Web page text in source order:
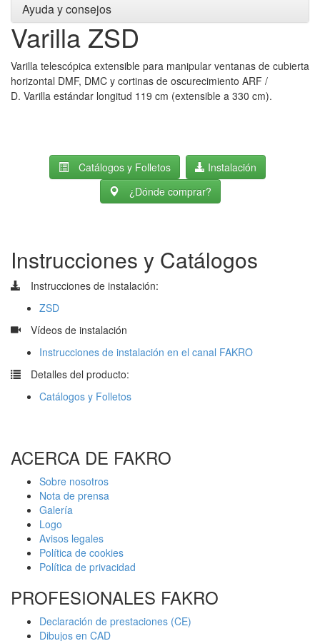
Ayuda y consejos
Varilla ZSD
Varilla telescópica extensible para manipular ventanas de cubierta
horizontal DMF, DMC y cortinas de oscurecimiento ARF /
D. Varilla estándar longitud 119 cm (extensible a 330 cm).
Catálogos y Folletos
Instalación
¿Dónde comprar?
Instrucciones y Catálogos
Instrucciones de instalación:
ZSD
Vídeos de instalación
Instrucciones de instalación en el canal FAKRO
Detalles del producto:
Catálogos y Folletos
ACERCA DE FAKRO
Sobre nosotros
Nota de prensa
Galería
Logo
Avisos legales
Política de cookies
Política de privacidad
PROFESIONALES FAKRO
Declaración de prestaciones (CE)
Dibujos en CAD